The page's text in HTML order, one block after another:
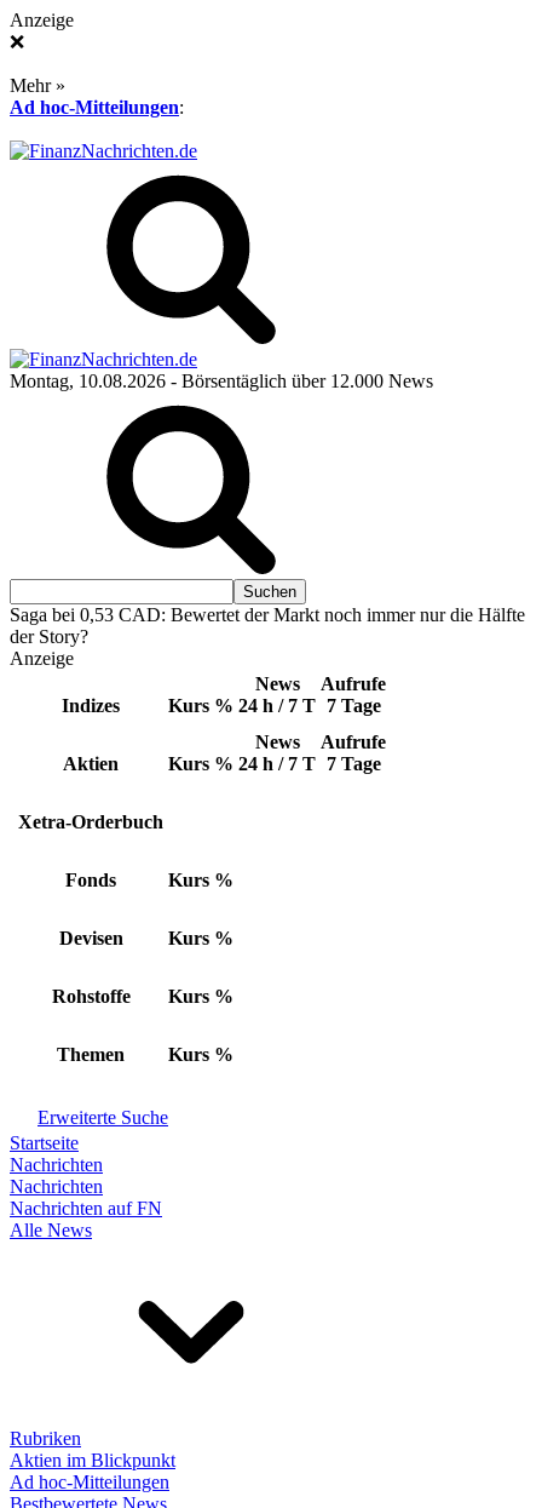
Anzeige
❌
Mehr »
Ad hoc-Mitteilungen:
Montag, 10.08.2026 - Börsentäglich über 12.000 News
Saga bei 0,53 CAD: Bewertet der Markt noch immer nur die Hälfte
der Story?
Anzeige
Indizes Kurs %
News
24 h / 7 T
Aufrufe
7 Tage
Aktien Kurs %
News
24 h / 7 T
Aufrufe
7 Tage
Xetra-Orderbuch
Fonds Kurs %
Devisen Kurs %
Rohstoffe Kurs %
Themen Kurs %
Erweiterte Suche
Startseite
Nachrichten
Nachrichten
Nachrichten auf FN
Alle News
Rubriken
Aktien im Blickpunkt
Ad hoc-Mitteilungen
Bestbewertete News